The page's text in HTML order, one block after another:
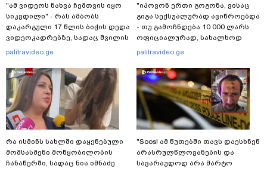
"ამ ვიდეოს ნახვა ჩემთვის იყო
სიკვდილი" - რას ამბობს
დაკარგული 17 წლის ბიჭის დედა
ვიდეოკადრებზე, სადაც შვილის
განწირული ვედრების ხმა
palitravideo.ge
რა ისმინს სახლში დაყენებული
მომსასმენი მოწყობილობის
ჩანაწერში, სადაც ნია იმნაძე
"იპოვონ ერთი გოგონა, ვისაც
გიგა სექსუალურად ავიწროებდა
- თუ გამოჩნდება 10 000 ლარს
ოფიციალურად, სახალხოდ
გადავცემ" - ეკა კუპატაძე
palitravideo.ge
"Soos! ამ წუთებში თავს დაესხნენ
არასრულწლოვანების და
სავარაუდოდ არა მარტო